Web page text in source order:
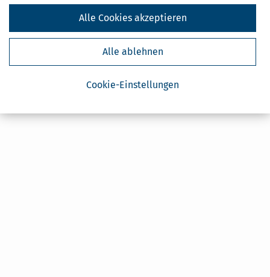
Cookie-Einstellungen
Alle ablehnen
Alle Cookies akzeptieren
Auswirkungen auf Ihre Einkommenssteue
9,99 €
Mehr Infos